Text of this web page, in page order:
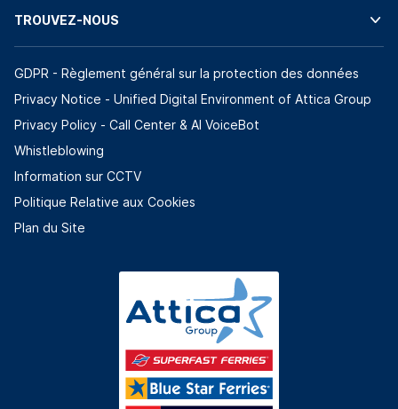
TROUVEZ-NOUS
GDPR - Règlement général sur la protection des données
Privacy Notice - Unified Digital Environment of Attica Group
Privacy Policy - Call Center & ΑΙ VoiceBot
Whistleblowing
Information sur CCTV
Politique Relative aux Cookies
Plan du Site